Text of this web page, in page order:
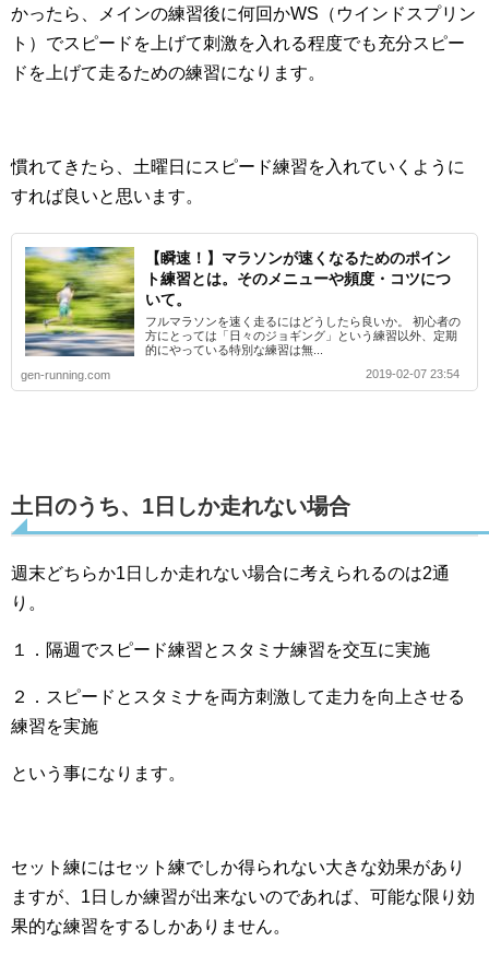
かったら、メインの練習後に何回かWS（ウインドスプリン
ト）でスピードを上げて刺激を入れる程度でも充分スピー
ドを上げて走るための練習になります。
慣れてきたら、土曜日にスピード練習を入れていくように
すれば良いと思います。
【瞬速！】マラソンが速くなるためのポイン
ト練習とは。そのメニューや頻度・コツにつ
いて。
フルマラソンを速く走るにはどうしたら良いか。 初心者の
方にとっては「日々のジョギング」という練習以外、定期
的にやっている特別な練習は無...
gen-running.com
2019-02-07 23:54
土日のうち、1日しか走れない場合
週末どちらか1日しか走れない場合に考えられるのは2通
り。
１．隔週でスピード練習とスタミナ練習を交互に実施
２．スピードとスタミナを両方刺激して走力を向上させる
練習を実施
という事になります。
セット練にはセット練でしか得られない大きな効果があり
ますが、1日しか練習が出来ないのであれば、可能な限り効
果的な練習をするしかありません。